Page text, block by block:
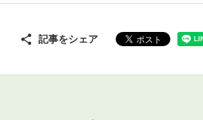
記事をシェア